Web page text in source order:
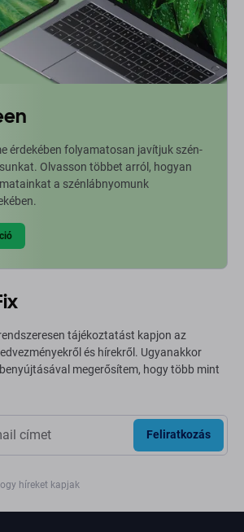
érdekében folyamatosan javítjuk szén-
Olvasson többet arról, hogyan
a szénlábnyomunk
tájékoztatást kapjon az
és hírekről. Ugyanakkor
megerősítem, hogy több mint
Feliratkozás
híreket kapjak